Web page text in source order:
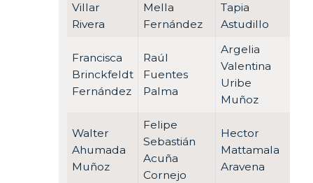
Villar
Rivera
Mella
Fernández
Tapia
Astudillo
Francisca
Brinckfeldt
Fernández
Raúl
Fuentes
Palma
Argelia
Valentina
Uribe
Muñoz
Walter
Ahumada
Muñoz
Felipe
Sebastián
Acuña
Cornejo
Hector
Mattamala
Aravena